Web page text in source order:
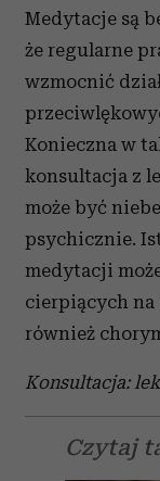
Medytacje są
że regularne
wzmocnić
Konieczna w
konsultacja z
może być
psychicznie.
medytacji
cierpiących na
również
Konsultacja:
Czytaj